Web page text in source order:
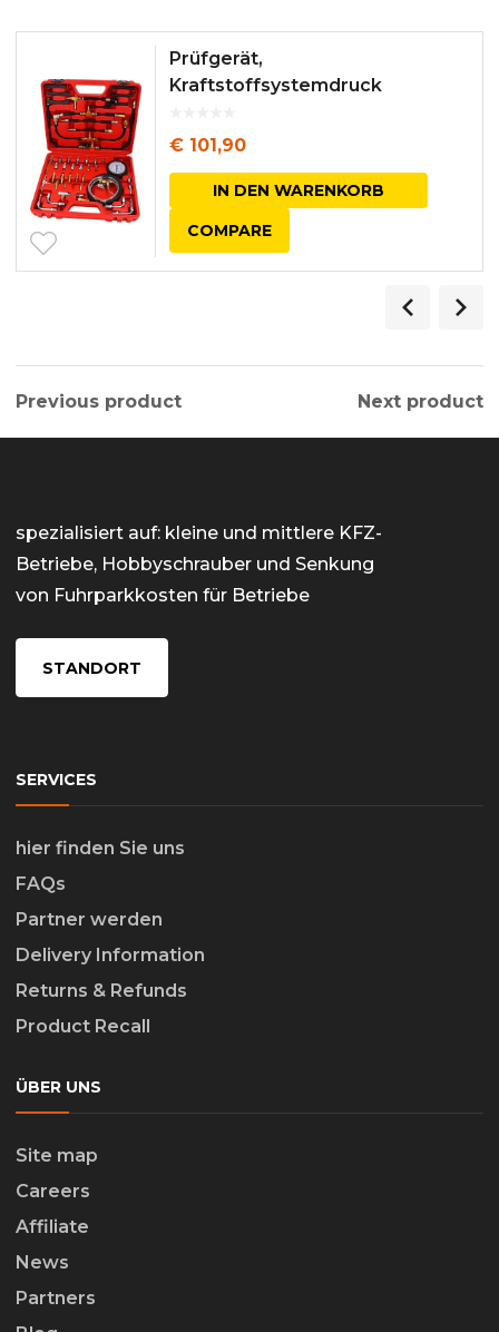
Prüfgerät,
Kraftstoffsystemdruck
€ 101,90
IN DEN WARENKORB
COMPARE
Previous product Next product
spezialisiert auf: kleine und mittlere KFZ-
Betriebe, Hobbyschrauber und Senkung
von Fuhrparkkosten für Betriebe
STANDORT
SERVICES
hier finden Sie uns
FAQs
Partner werden
Delivery Information
Returns & Refunds
Product Recall
ÜBER UNS
Site map
Careers
Affiliate
News
Partners